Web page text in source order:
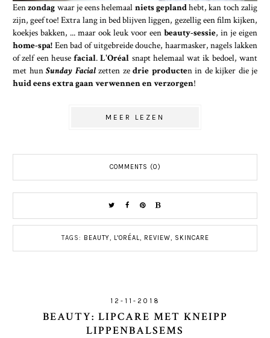
Eenzondag waar je eens helemaal niets geplandhebt, kan toch zalig
zijn, geef toe! Extra lang in bed blijven liggen, gezellig een film kijken,
koekjes bakken, ... maar ook leuk voor een beauty-sessie, in je eigen
home-spa! Een bad of uitgebreide douche, haarmasker, nagels lakken
of zelf een heusefacial. L'Oréal snapt helemaal wat ik bedoel, want
met hunSunday Facialzetten ze drie producten in de kijker die je
huid eens extra gaan verwennen en verzorgen!
MEER LEZEN
COMMENTS (0)
TAGS: BEAUTY, L'ORÉAL, REVIEW, SKINCARE
12-11-2018
BEAUTY: LIPCARE MET KNEIPP
LIPPENBALSEMS